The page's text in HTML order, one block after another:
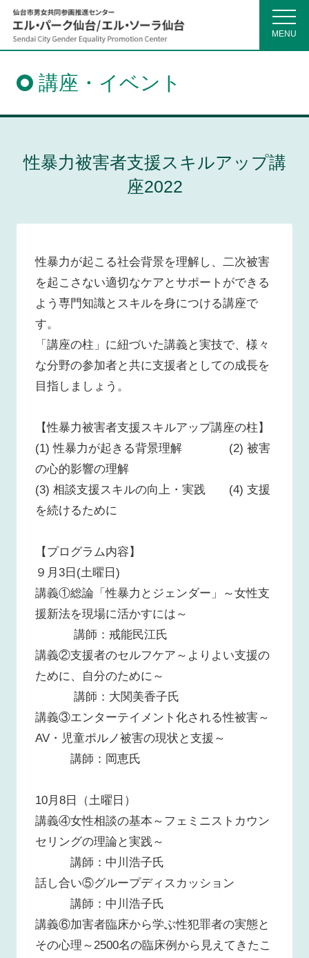
仙
市
男
女
同
進
MENU
講座・イベント
性暴力被害者支援スキルアップ講
座2022
性暴力が起こる社会背景を理解し、二次被害
を起こさない適切なケアとサポートができる
よう専門知識とスキルを身につける講座で
す。
「講座の柱」に紐づいた講義と実技で、様々
な分野の参加者と共に支援者としての成長を
目指しましょう。
【性暴力被害者支援スキルアップ講座の柱】
(1) 性暴力が起きる背景理解 (2) 被害
の心的影響の理解
(3) 相談支援スキルの向上・実践 (4) 支援
を続けるために
【プログラム内容】
９月3日(土曜日)
講義①総論「性暴力とジェンダー」～女性支
援新法を現場に活かすには～
講師：戒能民江氏
講義②支援者のセルフケア～よりよい支援の
ために、自分のために～
講師：大関美香子氏
講義③エンターテイメント化される性被害～
AV・児童ポルノ被害の現状と支援～
講師：岡恵氏
10月8日（土曜日）
講義④女性相談の基本～フェミニストカウン
セリングの理論と実践～
講師：中川浩子氏
話し合い⑤グループディスカッション
講師：中川浩子氏
講義⑥加害者臨床から学ぶ性犯罪者の実態と
その心理～2500名の臨床例から見えてきたこ